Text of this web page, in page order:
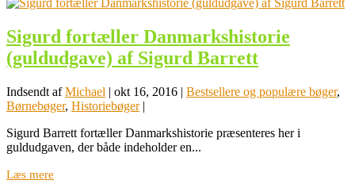
Sigurd fortæller Danmarkshistorie
(guldudgave) af Sigurd Barrett
Indsendt afMichael | okt 16, 2016 | Bestsellere og populære bøger,
Børnebøger, Historiebøger|
Sigurd Barrett fortæller Danmarkshistorie præsenteres her i
guldudgaven, der både indeholder en...
Læs mere